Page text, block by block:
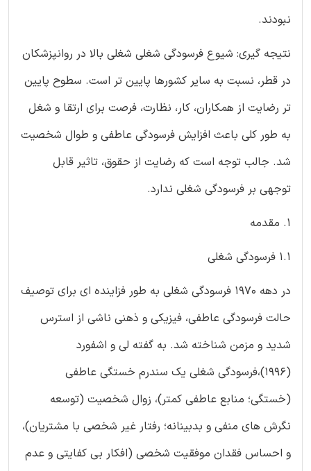
نبودند.
نتیجه گیری: شیوع فرسودگی شغلی شغلی بالا در روانپزشکان
در قطر، نسبت به سایر کشورها پایین تر است. سطوح پایین
تر رضایت از همکاران، کار، نظارت، فرصت برای ارتقا و شغل
به طور کلی باعث افزایش فرسودگی عاطفی و طوال شخصیت
شد. جالب توجه است که رضایت از حقوق، تاثیر قابل
توجهی بر فرسودگی شغلی ندارد.
1. مقدمه
1.1 فرسودگی شغلی
در دهه ۱۹۷۰ فرسودگی شغلی به طور فزاینده ای برای توصیف
حالت فرسودگی عاطفی، فیزیکی و ذهنی ناشی از استرس
شدید و مزمن شناخته شد. به گفته لی و اشفورد
(‏۱۹۹۶)‏،فرسودگی شغلی یک سندرم خستگی عاطفی
(‏خستگی؛ منابع عاطفی کمتر)‏، زوال شخصیت (‏توسعه
نگرش های منفی و بدبینانه؛ رفتار غیر شخصی با مشتریان)‏،
و احساس فقدان موفقیت شخصی (‏افکار بی کفایتی و عدم